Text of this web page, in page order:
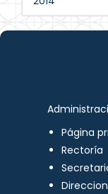
Página
Rectoría